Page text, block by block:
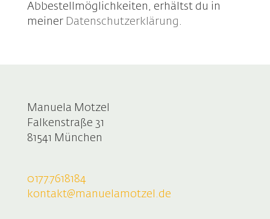
Abbestellmöglichkeiten, erhältst du in
meiner Datenschutzerklärung .
Manuela Motzel
Falkenstraße 31
81541 München
0177.7618184
kontakt@manuelamotzel.de